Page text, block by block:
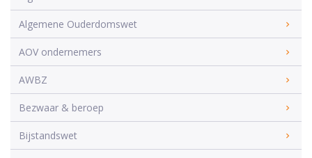
Algemene Ouderdomswet
AOV ondernemers
AWBZ
Bezwaar & beroep
Bijstandswet